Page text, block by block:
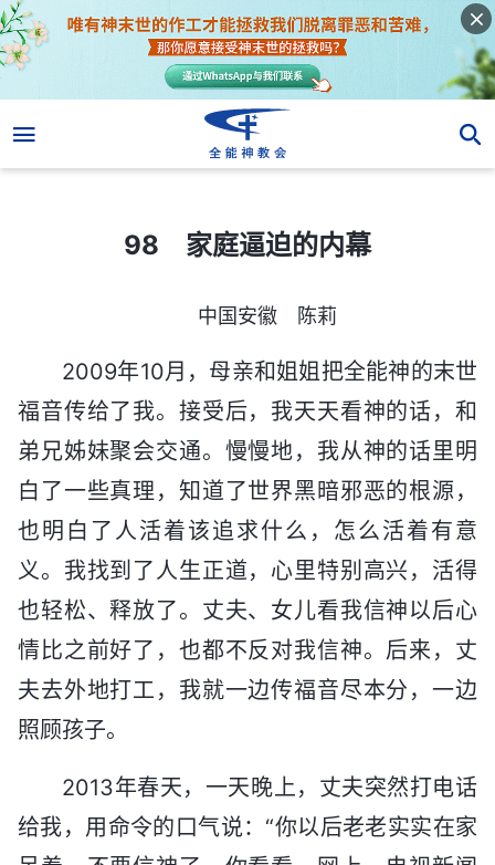
98 家庭逼迫的内幕
中国安徽 陈莉
2009年10月，母亲和姐姐把全能神的末世
福音传给了我。接受后，我天天看神的话，和
弟兄姊妹聚会交通。慢慢地，我从神的话里明
白了一些真理，知道了世界黑暗邪恶的根源，
也明白了人活着该追求什么，怎么活着有意
义。我找到了人生正道，心里特别高兴，活得
也轻松、释放了。丈夫、女儿看我信神以后心
情比之前好了，也都不反对我信神。后来，丈
夫去外地打工，我就一边传福音尽本分，一边
照顾孩子。
2013年春天，一天晚上，丈夫突然打电话
给我，用命令的口气说：“你以后老老实实在家